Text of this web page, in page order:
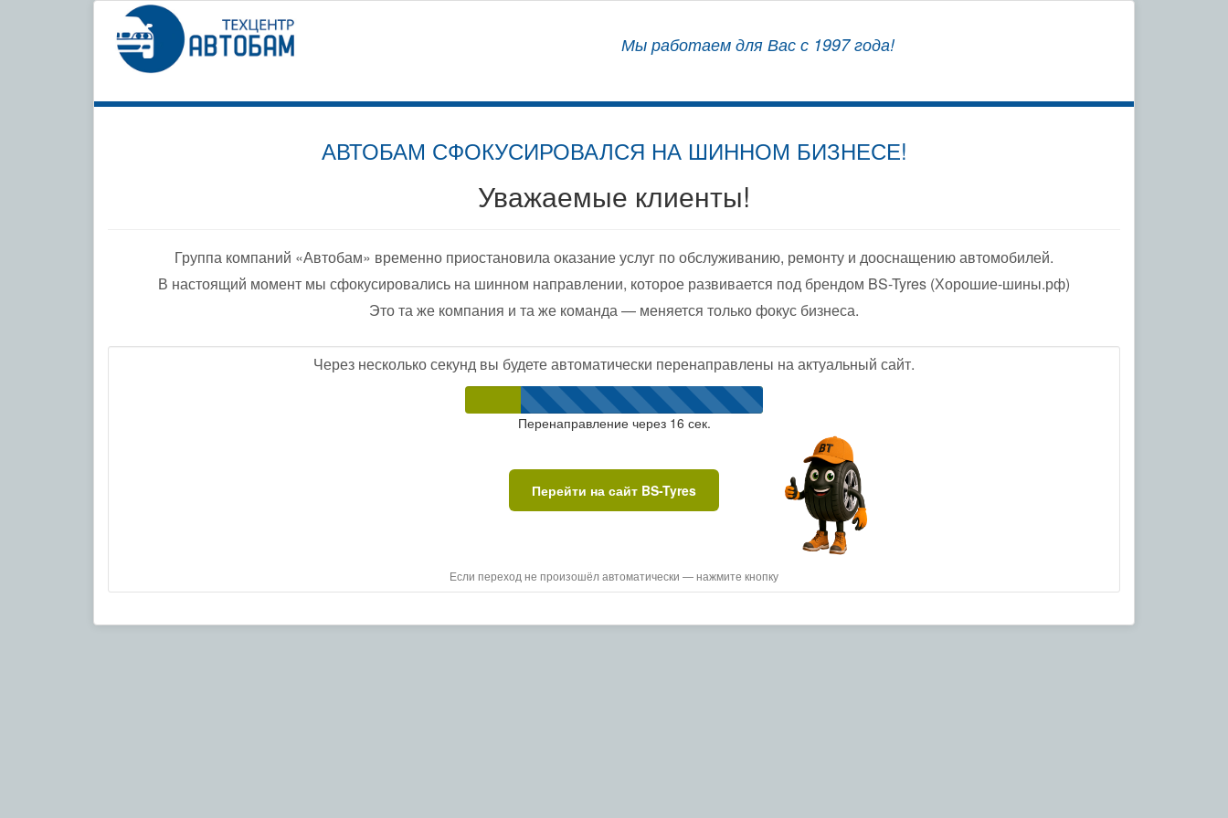
Мы работаем для Вас с 1997 года!
АВТОБАМ СФОКУСИРОВАЛСЯ НА ШИННОМ БИЗНЕСЕ!
Уважаемые клиенты!
Группа компаний «Автобам» временно приостановила оказание услуг по обслуживанию, ремонту и дооснащению автомобилей.
В настоящий момент мы сфокусировались на шинном направлении, которое развивается под брендом BS-Tyres (Хорошие-шины.рф)
Это та же компания и та же команда — меняется только фокус бизнеса.
Через несколько секунд вы будете автоматически перенаправлены на актуальный сайт.
Перенаправление через 16 сек.
Перейти на сайт BS-Tyres
Если переход не произошёл автоматически — нажмите кнопку